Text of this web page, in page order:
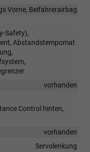
Vorne, Beifahrerairbag
Safety),
Abstandstempomat
vorhanden
Control hinten,
vorhanden
Servolenkung